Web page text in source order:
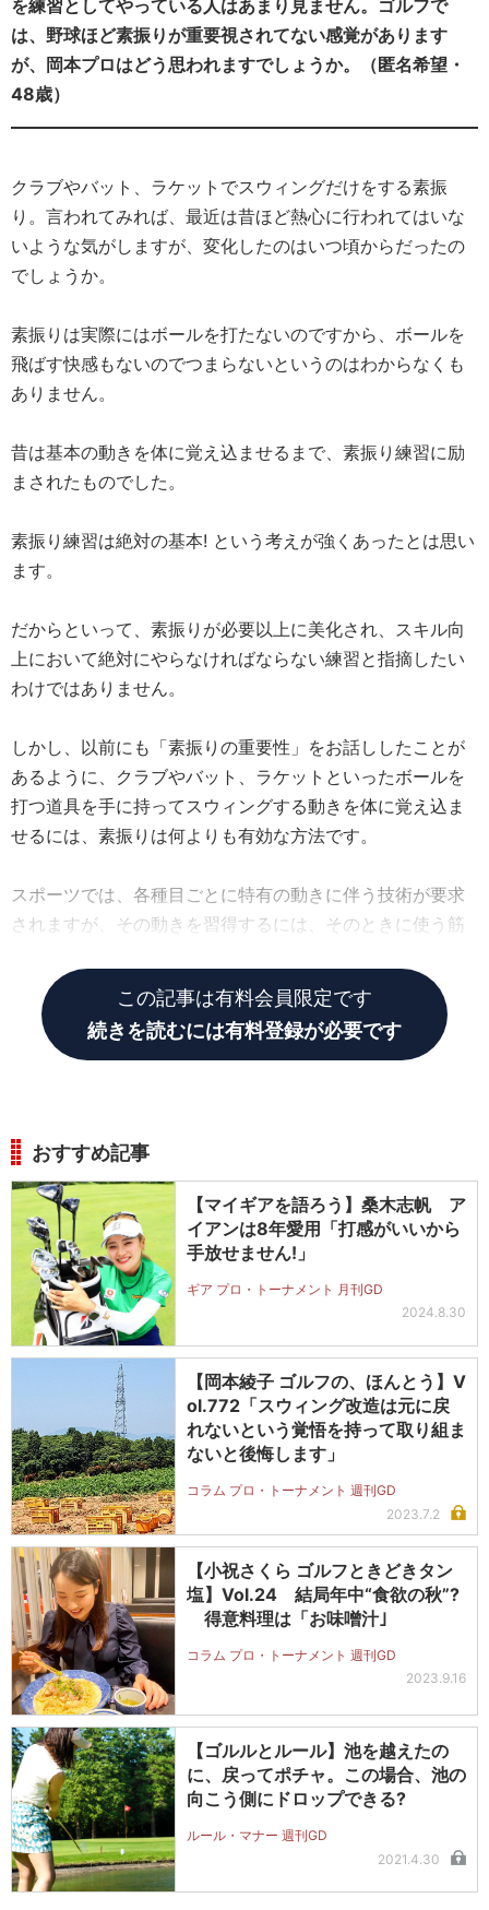
を練習としてやっている人はあまり見ません。ゴルフで
は、野球ほど素振りが重要視されてない感覚があります
が、岡本プロはどう思われますでしょうか。（匿名希望・
48歳）
クラブやバット、ラケットでスウィングだけをする素振
り。言われてみれば、最近は昔ほど熱心に行われてはいな
いような気がしますが、変化したのはいつ頃からだったの
でしょうか。
素振りは実際にはボールを打たないのですから、ボールを
飛ばす快感もないのでつまらないというのはわからなくも
ありません。
昔は基本の動きを体に覚え込ませるまで、素振り練習に励
まされたものでした。
素振り練習は絶対の基本! という考えが強くあったとは思い
ます。
だからといって、素振りが必要以上に美化され、スキル向
上において絶対にやらなければならない練習と指摘したい
わけではありません。
しかし、以前にも「素振りの重要性」をお話ししたことが
あるように、クラブやバット、ラケットといったボールを
打つ道具を手に持ってスウィングする動きを体に覚え込ま
せるには、素振りは何よりも有効な方法です。
スポーツでは、各種目ごとに特有の動きに伴う技術が要求
されますが、その動きを習得するには、そのときに使う筋
この記事は有料会員限定です
続きを読むには有料登録が必要です
おすすめ記事
【マイギアを語ろう】桑木志帆 ア
イアンは8年愛用「打感がいいから
手放せません!」
ギア プロ・トーナメント 月刊GD
2024.8.30
【岡本綾子 ゴルフの、ほんとう】V
ol.772「スウィング改造は元に戻
れないという覚悟を持って取り組ま
ないと後悔します」
コラム プロ・トーナメント 週刊GD
2023.7.2
【小祝さくら ゴルフときどきタン
塩】Vol.24 結局年中“食欲の秋”?
得意料理は「お味噌汁｣
コラム プロ・トーナメント 週刊GD
2023.9.16
【ゴルルとルール】池を越えたの
に、戻ってポチャ。この場合、池の
向こう側にドロップできる?
ルール・マナー 週刊GD
2021.4.30